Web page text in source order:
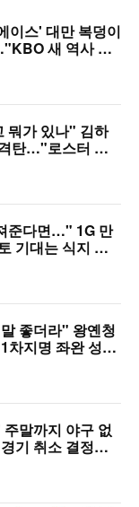
이스' 대만 복덩이
새 역사 썼
뭐가 있나" 김하
탄…"로스터 한
준다면…" 1G 만
기대는 식지 않
좋더라" 왕옌청
차지명 좌완 성장
말까지 야구 없
기 취소 결정…1